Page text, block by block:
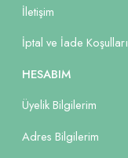
İletişim
İptal ve İade Koşulları
HESABIM
Üyelik Bilgilerim
Adres Bilgilerim